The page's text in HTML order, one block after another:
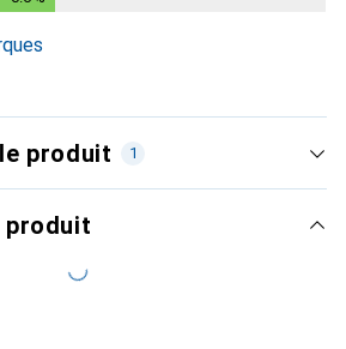
produit 1
produit